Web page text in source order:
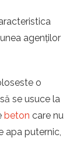
agenților
o
se usuce la
beton care nu
apa puternic,